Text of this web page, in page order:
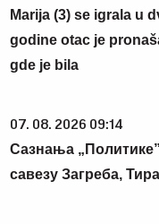
Marija (3) se igrala u
godine otac je
gde je bila
07. 08. 2026 09:14
Сазнања
савезу Загреба,